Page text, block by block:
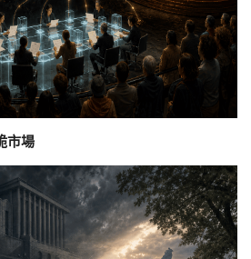
市場